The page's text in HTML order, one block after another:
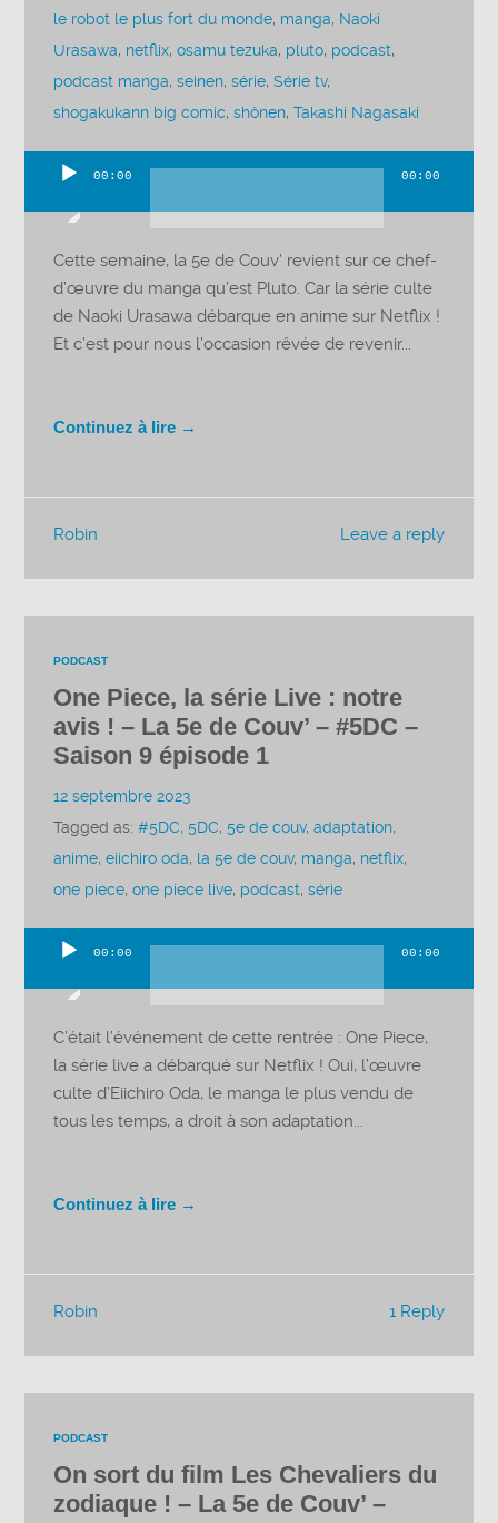
le robot le plus fort du monde, manga, Naoki
Urasawa, netflix,osamu tezuka, pluto, podcast,
podcast manga,seinen,série,Série tv,
shogakukann big comic,shônen,Takashi Nagasaki
audio
00:00 00:00
Cette semaine, la 5e de Couv’ revient sur ce chef-
d’œuvre du manga qu’est Pluto. Car la série culte
de Naoki Urasawa débarque en anime sur Netflix !
Et c’est pour nous l’occasion rêvée de revenir...
Continuez à lire →
Leave a reply
Robin
PODCAST
One Piece, la série Live : notre
avis ! – La 5e de Couv’ – #5DC –
Saison 9 épisode 1
12 septembre 2023
Tagged as:#5DC,5DC,5e de couv,adaptation,
anime,eiichiro oda, la 5e de couv, manga, netflix,
one piece,one piece live, podcast,série
audio
00:00 00:00
C’était l’événement de cette rentrée : One Piece,
la série live a débarqué sur Netflix ! Oui, l’œuvre
culte d’Eiichiro Oda, le manga le plus vendu de
tous les temps, a droit à son adaptation...
Continuez à lire →
1 Reply
Robin
PODCAST
On sort du film Les Chevaliers du
zodiaque ! – La 5e de Couv’ –